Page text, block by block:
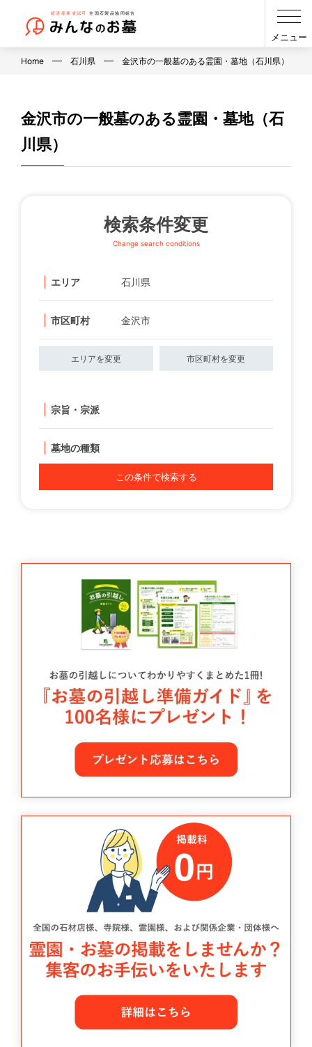
メニュー
Home 石川県 金沢市の一般墓のある霊園・墓地（石川県）
金沢市の一般墓のある霊園・墓地（石
川県）
検索条件変更
Change search conditions
エリア 石川県
市区町村 金沢市
エリアを変更 市区町村を変更
宗旨・宗派
墓地の種類
この条件で検索する